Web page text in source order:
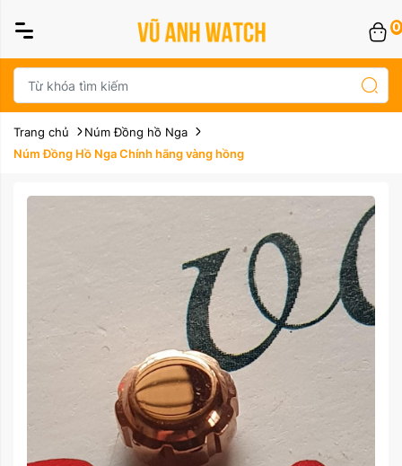
0
Trang chủ
Núm Đồng hồ Nga
Núm Đồng Hồ Nga Chính hãng vàng hồng